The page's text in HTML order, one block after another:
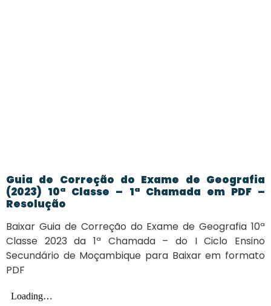
Guia de Correção do Exame de Geografia
(2023) 10ª Classe – 1ª Chamada em PDF –
Resolução
Baixar Guia de Correção do Exame de Geografia 10ª
Classe 2023 da 1ª Chamada – do I Ciclo Ensino
Secundário de Moçambique para Baixar em formato
PDF